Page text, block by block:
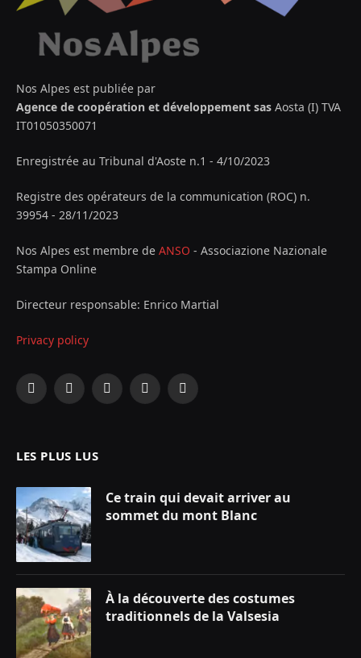
Nos Alpes est publiée par
Agence de coopération et développement sas Aosta (I) TVA
IT01050350071
Enregistrée au Tribunal d'Aoste n.1 - 4/10/2023
Registre des opérateurs de la communication (ROC) n.
39954 - 28/11/2023
Nos Alpes est membre de ANSO - Associazione Nazionale
Stampa Online
Directeur responsable: Enrico Martial
Privacy policy
Facebook
X
InstagramYouTubeLinkedIn
LES PLUS LUS
Ce train qui devait arriver au
sommet du mont Blanc
À la découverte des costumes
traditionnels de la Valsesia